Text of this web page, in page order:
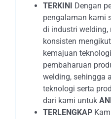
TERKINI Dengan
pengalaman kami
di industri
konsisten
kemajuan
pembaharuan
welding, sehingga
teknologi serta
dari kami untuk
TERLENGKAP